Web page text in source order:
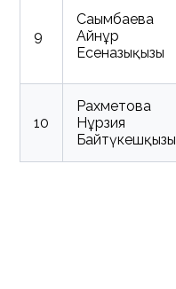
9
Сағымбаева
Айнұр
Есенғазықызы
10
Рахметова
Нұрзия
Байтүкешқызы